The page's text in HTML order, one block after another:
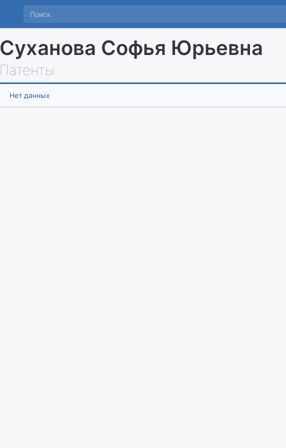
Суханова Софья Юрьевна
Патенты
Нет данных